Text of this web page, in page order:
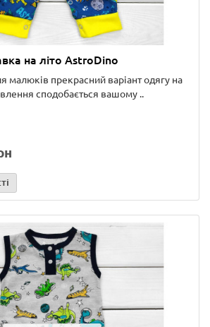
на літо AstroDino
малюків прекрасний варіант одягу на
сподобається вашому ..